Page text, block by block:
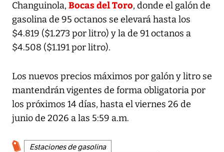
Changuinola, Bocas del Toro, donde el galón de
gasolina de 95 octanos se elevará hasta los
$4.819 ($1.273 por litro) y la de 91 octanos a
$4.508 ($1.191 por litro).
Los nuevos precios máximos por galón y litro se
mantendrán vigentes de forma obligatoria por
los próximos 14 días, hasta el viernes 26 de
junio de 2026 a las 5:59 a.m.
Estaciones de gasolina